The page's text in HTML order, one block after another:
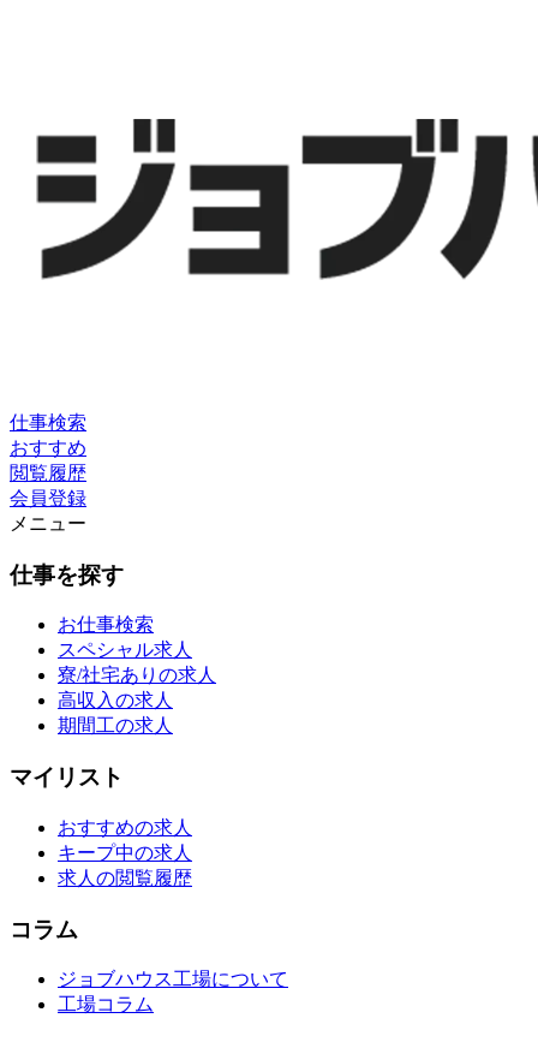
仕事検索
おすすめ
閲覧履歴
会員登録
メニュー
仕事を探す
お仕事検索
スペシャル求人
寮/社宅ありの求人
高収入の求人
期間工の求人
マイリスト
おすすめの求人
キープ中の求人
求人の閲覧履歴
コラム
ジョブハウス工場について
工場コラム